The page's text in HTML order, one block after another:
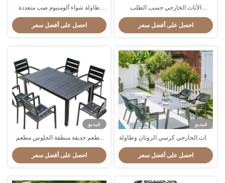
طاولة شواء ألومنيوم صب متعددة
الوظائف
احصل على أفضل سعر
الأثاث الخارجي حسب الطلب
الكراسي المنسوجة الفاخرة و الطاولة
الحديقة الفناء طعام
احصل على أفضل سعر
فيديو
مطعم حديقة منطقة الجلوس مطعم
خارجي طاولة بلاستيكية خشبية
ومجموعة الكراسي لـ 6 قطع
احصل على أفضل سعر
فيديو
الأثاث الخارجي كرسي الروتان وطاولة
طعام الألومنيوم للطعام الخارجي
للمطاعم
احصل على أفضل سعر